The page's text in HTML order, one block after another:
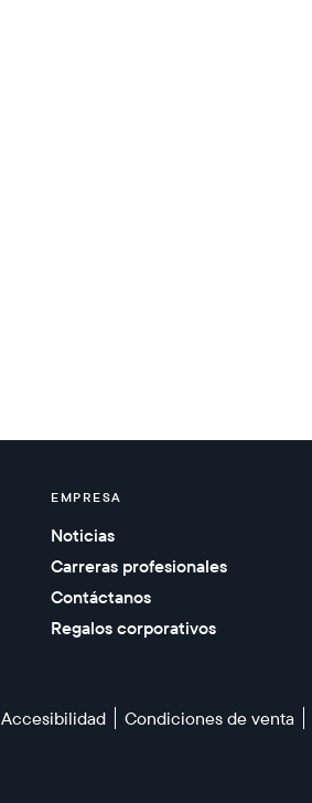
EMPRESA
Noticias
Carreras profesionales
Contáctanos
Regalos corporativos
Accesibilidad Condiciones de venta